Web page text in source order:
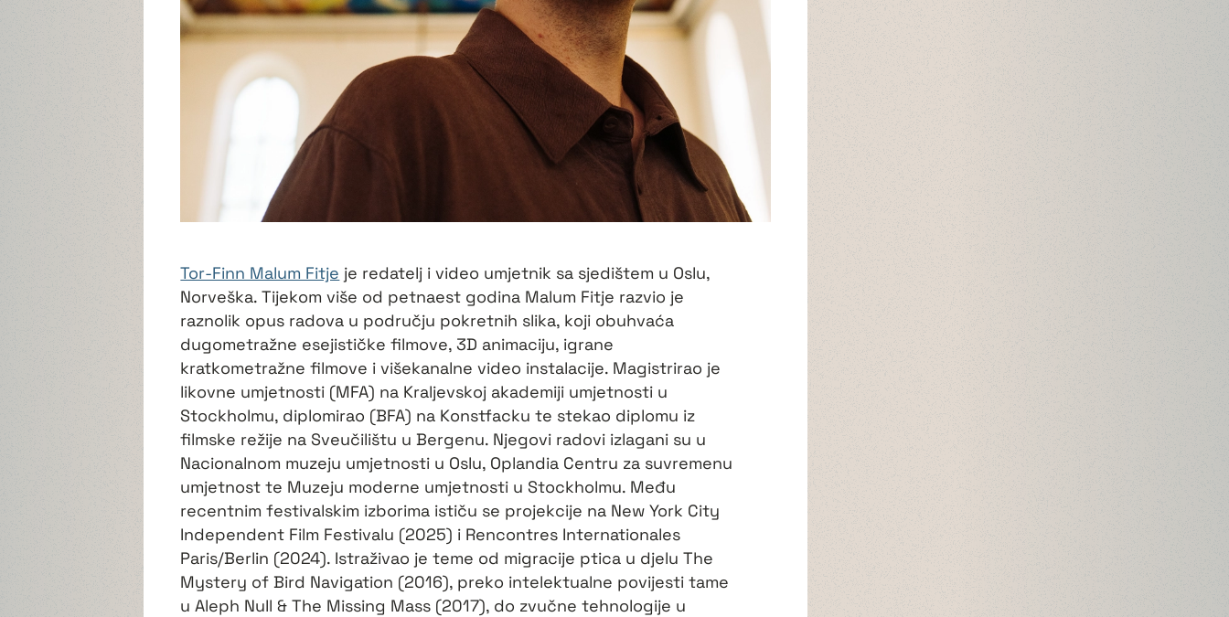
Tor-Finn Malum Fitje je redatelj i video umjetnik sa sjedištem u Oslu,
Norveška. Tijekom više od petnaest godina Malum Fitje razvio je
raznolik opus radova u području pokretnih slika, koji obuhvaća
dugometražne esejističke filmove, 3D animaciju, igrane
kratkometražne filmove i višekanalne video instalacije. Magistrirao je
likovne umjetnosti (MFA) na Kraljevskoj akademiji umjetnosti u
Stockholmu, diplomirao (BFA) na Konstfacku te stekao diplomu iz
filmske režije na Sveučilištu u Bergenu. Njegovi radovi izlagani su u
Nacionalnom muzeju umjetnosti u Oslu, Oplandia Centru za suvremenu
umjetnost te Muzeju moderne umjetnosti u Stockholmu. Među
recentnim festivalskim izborima ističu se projekcije na New York City
Independent Film Festivalu (2025) i Rencontres Internationales
Paris/Berlin (2024). Istraživao je teme od migracije ptica u djelu The
Mystery of Bird Navigation (2016), preko intelektualne povijesti tame
u Aleph Null & The Missing Mass (2017), do zvučne tehnologije u